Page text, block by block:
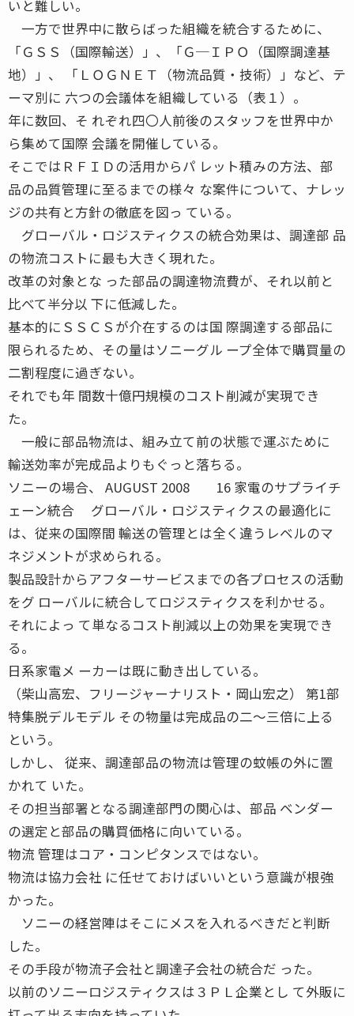
いと難しい。
一方で世界中に散らばった組織を統合するために、
「ＧＳＳ（国際輸送）」、「Ｇ─ＩＰＯ（国際調達基
地）」、 「ＬＯＧＮＥＴ（物流品質・技術）」など、テ
ーマ別に 六つの会議体を組織している（表１）。
年に数回、そ れぞれ四〇人前後のスタッフを世界中か
ら集めて国際 会議を開催している。
そこではＲＦＩＤの活用からパ レット積みの方法、部
品の品質管理に至るまでの様々 な案件について、ナレッ
ジの共有と方針の徹底を図っ ている。
グローバル・ロジスティクスの統合効果は、調達部 品
の物流コストに最も大きく現れた。
改革の対象とな った部品の調達物流費が、それ以前と
比べて半分以 下に低減した。
基本的にＳＳＣＳが介在するのは国 際調達する部品に
限られるため、その量はソニーグル ープ全体で購買量の
二割程度に過ぎない。
それでも年 間数十億円規模のコスト削減が実現でき
た。
一般に部品物流は、組み立て前の状態で運ぶために
輸送効率が完成品よりもぐっと落ちる。
ソニーの場合、 AUGUST 2008 16 家電のサプライチ
ェーン統合 グローバル・ロジスティクスの最適化に
は、従来の国際間 輸送の管理とは全く違うレベルのマ
ネジメントが求められる。
製品設計からアフターサービスまでの各プロセスの活動
をグ ローバルに統合してロジスティクスを利かせる。
それによっ て単なるコスト削減以上の効果を実現でき
る。
日系家電メ ーカーは既に動き出している。
（柴山高宏、フリージャーナリスト・岡山宏之） 第1部
特集脱デルモデル その物量は完成品の二〜三倍に上る
という。
しかし、 従来、調達部品の物流は管理の蚊帳の外に置
かれて いた。
その担当部署となる調達部門の関心は、部品 ベンダー
の選定と部品の購買価格に向いている。
物流 管理はコア・コンピタンスではない。
物流は協力会社 に任せておけばいいという意識が根強
かった。
ソニーの経営陣はそこにメスを入れるべきだと判断
した。
その手段が物流子会社と調達子会社の統合だ った。
以前のソニーロジスティクスは３ＰＬ企業とし て外販に